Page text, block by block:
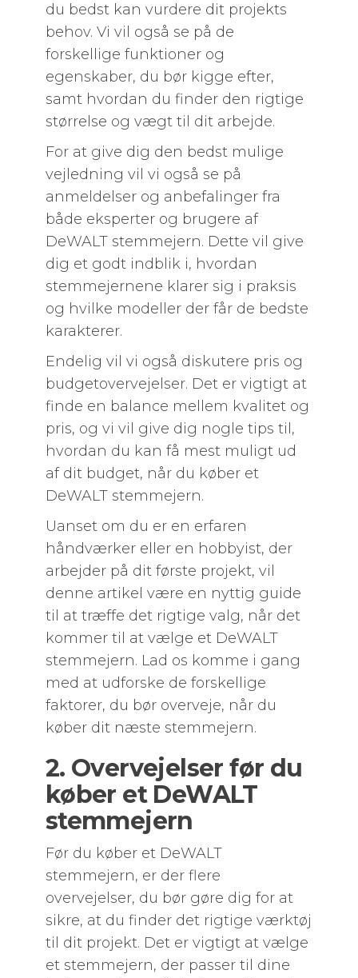
du bedst kan vurdere dit projekts
behov. Vi vil også se på de
forskellige funktioner og
egenskaber, du bør kigge efter,
samt hvordan du finder den rigtige
størrelse og vægt til dit arbejde.
For at give dig den bedst mulige
vejledning vil vi også se på
anmeldelser og anbefalinger fra
både eksperter og brugere af
DeWALT stemmejern. Dette vil give
dig et godt indblik i, hvordan
stemmejernene klarer sig i praksis
og hvilke modeller der får de bedste
karakterer.
Endelig vil vi også diskutere pris og
budgetovervejelser. Det er vigtigt at
finde en balance mellem kvalitet og
pris, og vi vil give dig nogle tips til,
hvordan du kan få mest muligt ud
af dit budget, når du køber et
DeWALT stemmejern.
Uanset om du er en erfaren
håndværker eller en hobbyist, der
arbejder på dit første projekt, vil
denne artikel være en nyttig guide
til at træffe det rigtige valg, når det
kommer til at vælge et DeWALT
stemmejern. Lad os komme i gang
med at udforske de forskellige
faktorer, du bør overveje, når du
køber dit næste stemmejern.
2. Overvejelser før du
køber et DeWALT
stemmejern
Før du køber et DeWALT
stemmejern, er der flere
overvejelser, du bør gøre dig for at
sikre, at du finder det rigtige værktøj
til dit projekt. Det er vigtigt at vælge
et stemmejern, der passer til dine